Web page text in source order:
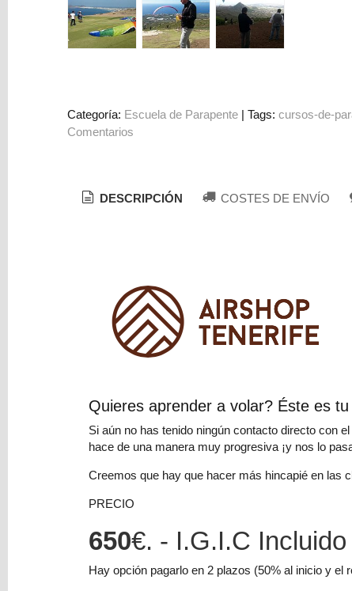
Calzado
Libros
Marcas
GRATIS
Consultar
Carrito
compra
Categoría: Escuela de Parapente |Tags:cursos-de-
Comentarios
DESCRIPCIÓN COSTES DE ENVÍO
Quieres aprender a volar? Éste es tu
Si aún no has tenido ningún contacto directo con
hace de una manera muy progresiva ¡y nos lo
Creemos que hay que hacer más hincapié en las
PRECIO
650€. - I.G.I.C Incluido
Hay opción pagarlo en 2 plazos (50% al inicio y el